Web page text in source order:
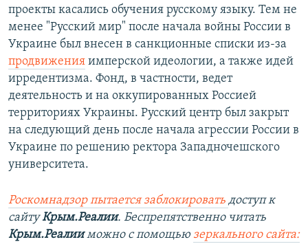
проекты касались обучения русскому языку. Тем не
менее "Русский мир" после начала войны России в
Украине был внесен в санкционные списки из-за
продвижения имперской идеологии, а также идей
ирредентизма. Фонд, в частности, ведет
деятельность и на оккупированных Россией
территориях Украины. Русский центр был закрыт
на следующий день после начала агрессии России в
Украине по решению ректора Западночешского
университета.
Роскомнадзор пытается заблокировать доступ к
сайтуКрым.Реалии. Беспрепятственно читать
Крым.Реалииможно с помощью зеркального сайта: